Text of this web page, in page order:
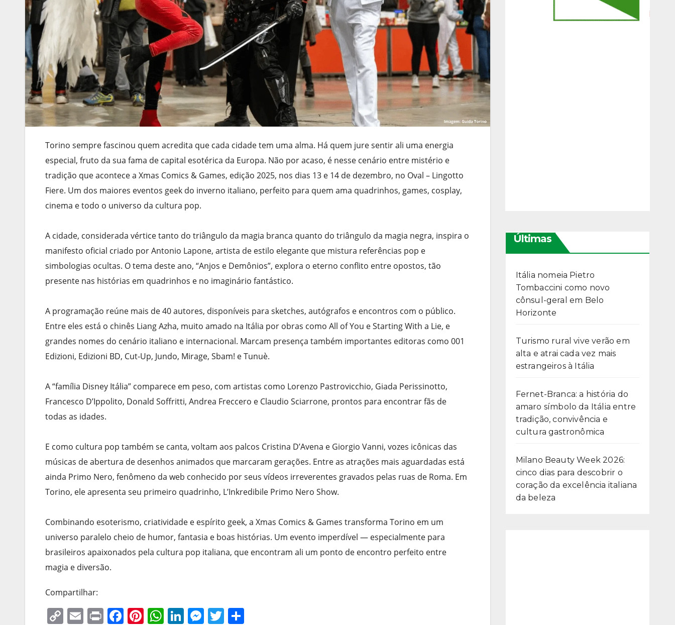
Torino sempre fascinou quem acredita que cada cidade tem uma alma. Há quem jure sentir ali uma energia
especial, fruto da sua fama de capital esotérica da Europa. Não por acaso, é nesse cenário entre mistério e
tradição que acontece a Xmas Comics & Games, edição 2025, nos dias 13 e 14 de dezembro, no Oval – Lingotto
Fiere. Um dos maiores eventos geek do inverno italiano, perfeito para quem ama quadrinhos, games, cosplay,
cinema e todo o universo da cultura pop.
A cidade, considerada vértice tanto do triângulo da magia branca quanto do triângulo da magia negra, inspira o
manifesto oficial criado por Antonio Lapone, artista de estilo elegante que mistura referências pop e
simbologias ocultas. O tema deste ano, “Anjos e Demônios”, explora o eterno conflito entre opostos, tão
presente nas histórias em quadrinhos e no imaginário fantástico.
A programação reúne mais de 40 autores, disponíveis para sketches, autógrafos e encontros com o público.
Entre eles está o chinês Liang Azha, muito amado na Itália por obras como All of You e Starting With a Lie, e
grandes nomes do cenário italiano e internacional. Marcam presença também importantes editoras como 001
Edizioni, Edizioni BD, Cut-Up, Jundo, Mirage, Sbam! e Tunuè.
A “família Disney Itália” comparece em peso, com artistas como Lorenzo Pastrovicchio, Giada Perissinotto,
Francesco D’Ippolito, Donald Soffritti, Andrea Freccero e Claudio Sciarrone, prontos para encontrar fãs de
todas as idades.
E como cultura pop também se canta, voltam aos palcos Cristina D’Avena e Giorgio Vanni, vozes icônicas das
músicas de abertura de desenhos animados que marcaram gerações. Entre as atrações mais aguardadas está
ainda Primo Nero, fenômeno da web conhecido por seus vídeos irreverentes gravados pelas ruas de Roma. Em
Torino, ele apresenta seu primeiro quadrinho, L’Inkredibile Primo Nero Show.
Combinando esoterismo, criatividade e espírito geek, a Xmas Comics & Games transforma Torino em um
universo paralelo cheio de humor, fantasia e boas histórias. Um evento imperdível — especialmente para
brasileiros apaixonados pela cultura pop italiana, que encontram ali um ponto de encontro perfeito entre
magia e diversão.
Compartilhar:
C E Pr F Pi W Li M T
Últimas
Itália nomeia Pietro
Tombaccini como novo
cônsul-geral em Belo
Horizonte
Turismo rural vive verão em
alta e atrai cada vez mais
estrangeiros à Itália
Fernet-Branca: a história do
amaro símbolo da Itália entre
tradição, convivência e
cultura gastronômica
Milano Beauty Week 2026:
cinco dias para descobrir o
coração da excelência italiana
da beleza